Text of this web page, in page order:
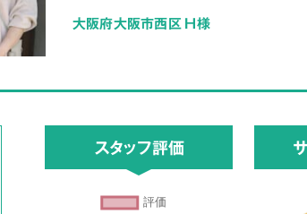
大阪府大阪市西区 H様
スタッフ評価